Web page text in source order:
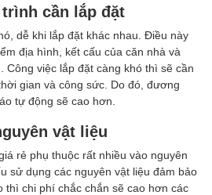
cần lắp đặt
dễ khi lắp đặt khác nhau. Điều này
địa hình, kết cấu của căn nhà và
Công việc lắp đặt càng khó thì sẽ cần
gian và công sức. Do đó, đương
tự động sẽ cao hơn.
vật liệu
rẻ phụ thuộc rất nhiều vào nguyên
sử dụng các nguyên vật liệu đảm bảo
thì chi phí chắc chắn sẽ cao hơn các